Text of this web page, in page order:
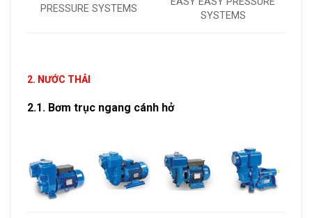
PRESSURE SYSTEMS
SYSTEMS
2. NƯỚC THẢI
2.1. Bơm trục ngang cánh hở